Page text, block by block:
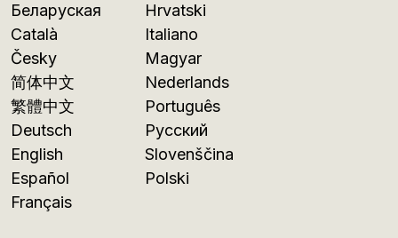
Беларуская
Català
Česky
简体中文
繁體中文
Deutsch
English
Español
Français
Hrvatski
Italiano
Magyar
Nederlands
Português
Русский
Slovenščina
Polski